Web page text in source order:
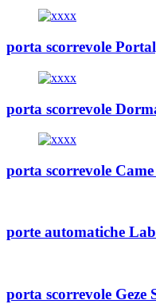
porta scorrevole
porta scorrevole
porta scorrevole
porte automatiche
porta scorrevole Geze